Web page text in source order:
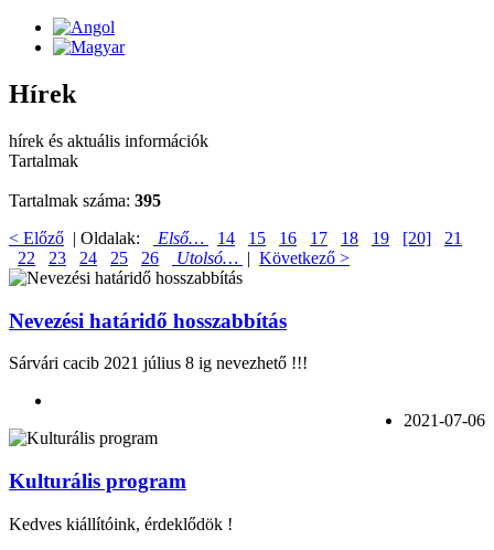
Hírek
hírek és aktuális információk
Tartalmak
Tartalmak száma: 395
< Előző | Oldalak: Első… 14 15 16 17 18 19 [20]
21
22
23 24 25 26 Utolsó… | Következő >
Nevezési határidő hosszabbítás
Sárvári cacib 2021 július 8 ig nevezhető !!!
2021-07-06
Kulturális program
Kedves kiállítóink, érdeklődök !